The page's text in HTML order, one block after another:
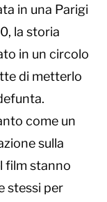
in una Parigi
la storia
in un circolo
di metterlo
come un
sulla
film stanno
stessi per